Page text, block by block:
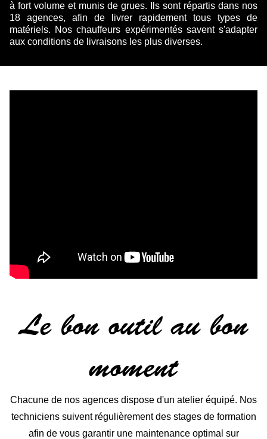
à fort volume et munis de grues. Ils sont répartis dans nos
18 agences, afin de livrer rapidement tous types de
matériels. Nos chauffeurs expérimentés savent s'adapter
aux conditions de livraisons les plus diverses.
Le bon outil au bon
moment
Chacune de nos agences dispose d'un atelier équipé. Nos
techniciens suivent régulièrement des stages de formation
afin de vous garantir une maintenance optimal sur